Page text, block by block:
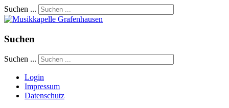
Suchen ...
Suchen
Suchen ...
Login
Impressum
Datenschutz